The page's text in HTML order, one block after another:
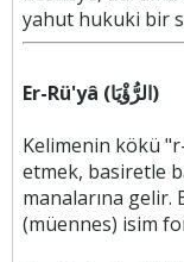
yahut hukuki bir
Er-Rü'yâ (الرُّؤْيَا)
Kelimenin kökü
etmek, basiretle
manalarına gelir.
(müennes) isim